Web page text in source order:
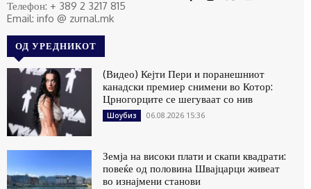
Телефон: + 389 2 3217 815
Email: info @ zurnal.mk
ОД УРЕДНИКОТ
(Видео) Кејти Пери и поранешниот
канадски премиер снимени во Котор:
Црногорците се шегуваат со нив
Шоубиз 06.08.2026 15:36
Земја на високи плати и скапи квадрати:
повеќе од половина Швајцарци живеат
во изнајмени станови